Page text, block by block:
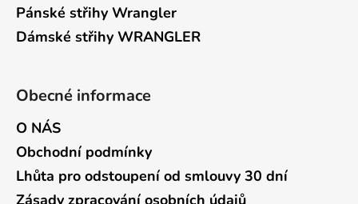
Pánské střihy Wrangler
Dámské střihy WRANGLER
Obecné informace
O NÁS
Obchodní podmínky
Lhůta pro odstoupení od smlouvy 30 dní
Zásady zpracování osobních údajů